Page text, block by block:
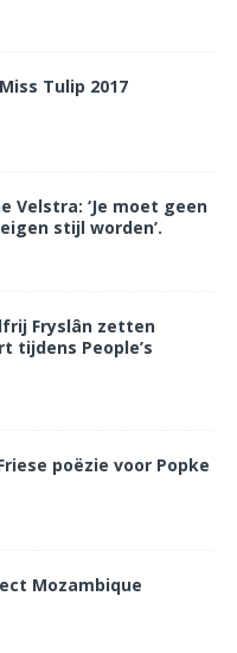
Tulip 2017
Velstra: ‘Je moet geen
stijl worden’.
Fryslân zetten
tijdens People’s
poëzie voor Popke
Mozambique